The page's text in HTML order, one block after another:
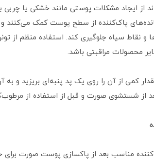
ایجاد مشکلات پوستی مانند خشکی یا چربی
پاک‌کننده از سطح پوست کمک می‌کنند و
و نقاط سیاه جلوگیری کند. استفاده منظم از
محصولات مراقبتی باشد.
مقدار کمی از آن را روی یک پد پنبه‌ای بریزید و
از شستشوی صورت و قبل از استفاده از
مناسب بعد از پاکسازی پوست صورت